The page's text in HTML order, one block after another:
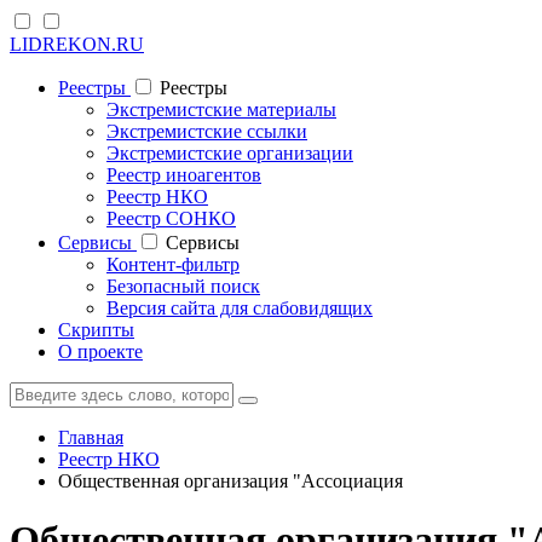
LIDREKON.RU
Реестры
Реестры
Экстремистские материалы
Экстремистские ссылки
Экстремистские организации
Реестр иноагентов
Реестр НКО
Реестр СОНКО
Cервисы
Cервисы
Контент-фильтр
Безопасный поиск
Версия сайта для слабовидящих
Скрипты
О проекте
Главная
Реестр НКО
Общественная организация "Ассоциация